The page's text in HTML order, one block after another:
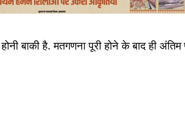
बाकी है. मतगणना पूरी होने के बाद ही अंतिम